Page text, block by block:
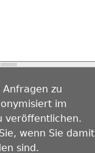
zu
im
veröffentlichen.
wenn Sie damit
sind.